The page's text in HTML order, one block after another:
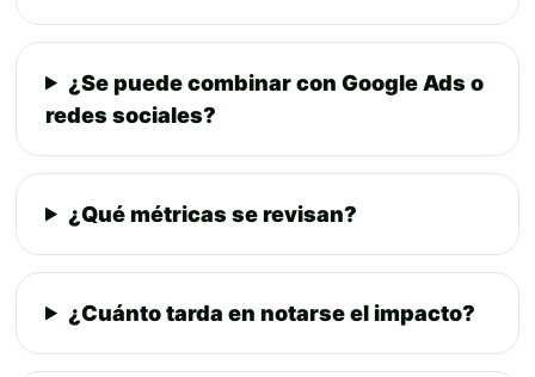
¿Se puede combinar con Google Ads o
redes sociales?
¿Qué métricas se revisan?
¿Cuánto tarda en notarse el impacto?